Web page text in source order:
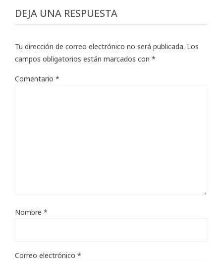
DEJA UNA RESPUESTA
Tu dirección de correo electrónico no será publicada. Los
campos obligatorios están marcados con *
Comentario *
Nombre *
Correo electrónico *